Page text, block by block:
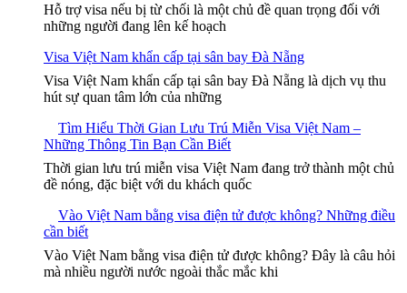
Hỗ trợ visa nếu bị từ chối là một chủ đề quan trọng đối với
những người đang lên kế hoạch
Visa Việt Nam khẩn cấp tại sân bay Đà Nẵng
Visa Việt Nam khẩn cấp tại sân bay Đà Nẵng là dịch vụ thu
hút sự quan tâm lớn của những
Tìm Hiểu Thời Gian Lưu Trú Miễn Visa Việt Nam –
Những Thông Tin Bạn Cần Biết
Thời gian lưu trú miễn visa Việt Nam đang trở thành một chủ
đề nóng, đặc biệt với du khách quốc
Vào Việt Nam bằng visa điện tử được không? Những điều
cần biết
Vào Việt Nam bằng visa điện tử được không? Đây là câu hỏi
mà nhiều người nước ngoài thắc mắc khi